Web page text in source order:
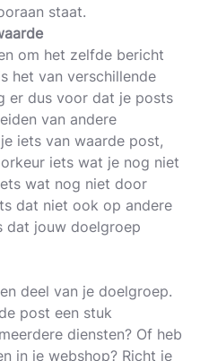
staat.
om het zelfde bericht
het van verschillende
er dus voor dat je posts
van andere
iets van waarde post,
iets wat je nog niet
wat nog niet door
dat niet ook op andere
dat jouw doelgroep
deel van je doelgroep.
post een stuk
diensten? Of heb
in je webshop? Richt je